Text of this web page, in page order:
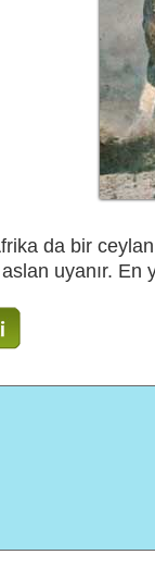
da bir
uyanır. En